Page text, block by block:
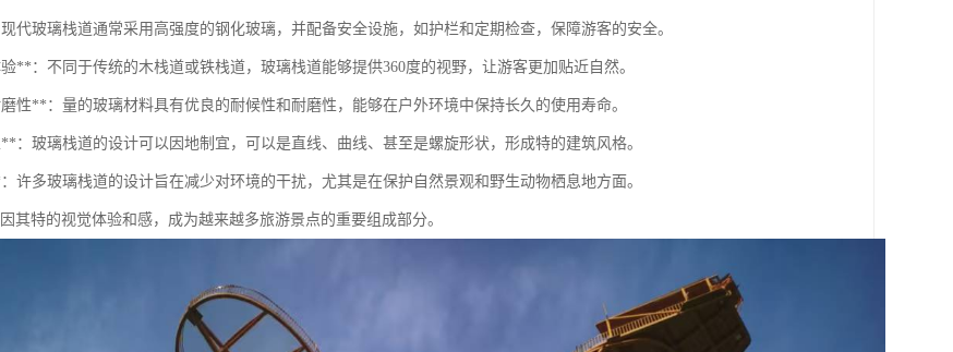
代玻璃栈道通常采用高强度的钢化玻璃，并配备安全设施，如护栏和定期检查，保障游客的安全。
**：不同于传统的木栈道或铁栈道，玻璃栈道能够提供360度的视野，让游客更加贴近自然。
性**：量的玻璃材料具有优良的耐候性和耐磨性，能够在户外环境中保持长久的使用寿命。
：玻璃栈道的设计可以因地制宜，可以是直线、曲线、甚至是螺旋形状，形成特的建筑风格。
许多玻璃栈道的设计旨在减少对环境的干扰，尤其是在保护自然景观和野生动物栖息地方面。
其特的视觉体验和感，成为越来越多旅游景点的重要组成部分。